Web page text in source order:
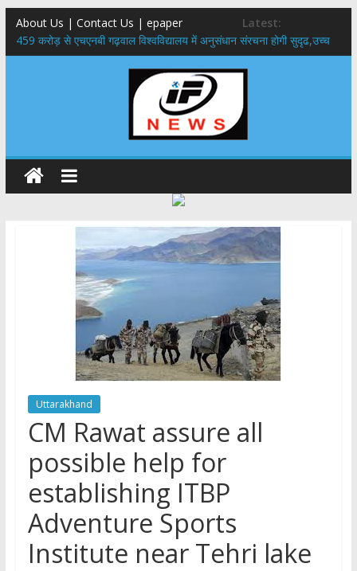
About Us | Contact Us | epaper
Latest:
459 करोड़ से एचएनबी गढ़वाल विश्वविद्यालय में अनुसंधान संरचना होगी सुदृढ,उच्च
शिक्षा मंत्री धन सिंह रावत ने नवनियुक्त केन्द्रीय शिक्षा मंत्री से की मुलाकात
राष्ट्रीय हथकरघा दिवस पर मुख्यमंत्री धामी ने उत्कृष्ट बुनकरों और हस्तशिल्प
​धामी कैबिनेट का बड़ा फैसला: पशुपालकों को 60% तक सब्सिडी, गंगा एक्सप्रेसवे का
​हरिद्वार से वीरभद्र (ऋषिकेश) तक निकली BJYM की भव्य कांवड़ यात्रा; तेजस्वी
सूर्या ने की देश व प्रदेशवासियों के कल्याण की कामना
24×7 अलर्ट मोड में रहें अधिकारी-मुख्य सचिव मानसून-एसईओसी से मुख्य सचिव ने
की विस्तृत समीक्षा कहा-बंद सड़कों को शीघ्र खोला जाए, लोगों को न हो दिक्कत
Uttarakhand
CM Rawat assure all
possible help for
establishing ITBP
Adventure Sports
Institute near Tehri lake